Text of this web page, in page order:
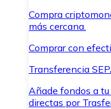
Compra
más cercana.
Comprar con
Transferencia
Añade fondos a
directas por